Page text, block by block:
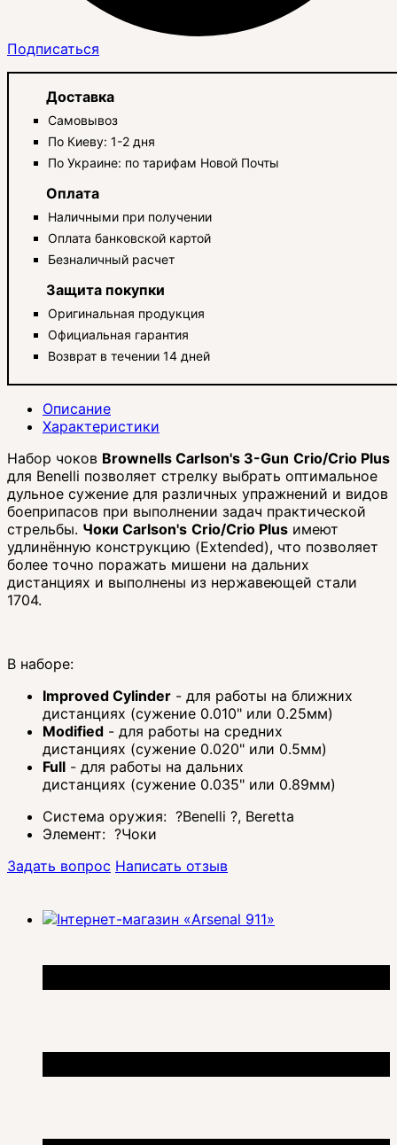
Подписаться
Доставка
Самовывоз
По Киеву: 1-2 дня
По Украине: по тарифам Новой Почты
Оплата
Наличными при получении
Оплата банковской картой
Безналичный расчет
Защита покупки
Оригинальная продукция
Официальная гарантия
Возврат в течении 14 дней
Описание
Характеристики
Набор чоков Brownells Carlson's 3-Gun Crio/Crio Plus
для Benelli позволяет стрелку выбрать оптимальное
дульное сужение для различных упражнений и видов
боеприпасов при выполнении задач практической
стрельбы. Чоки Carlson's Crio/Crio Plus имеют
удлинённую конструкцию (Extended), что позволяет
более точно поражать мишени на дальних
дистанциях и выполнены из нержавеющей стали
1704.
В наборе:
Improved Cylinder - для работы на ближних
дистанциях (сужение 0.010" или 0.25мм)
Modified - для работы на средних
дистанциях (сужение 0.020" или 0.5мм)
Full - для работы на дальних
дистанциях (сужение 0.035" или 0.89мм)
Система оружия: ?Benelli ?, Beretta
Элемент: ?Чоки
Задать вопрос Написать отзыв